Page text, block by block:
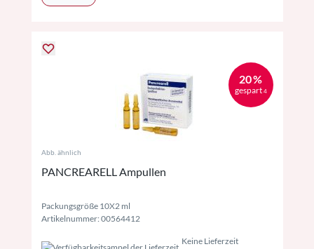
20 %
gespart 4
Abb. ähnlich
PANCREARELL Ampullen
Packungsgröße 10X2 ml
Artikelnummer: 00564412
Keine Lieferzeit